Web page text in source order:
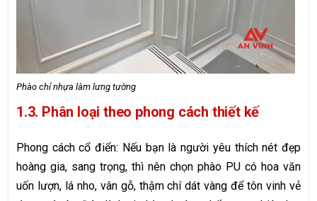
Phào chỉ nhựa làm lưng tường
1.3. Phân loại theo phong cách thiết kế
Phong cách cổ điển: Nếu bạn là người yêu thích nét đẹp
hoàng gia, sang trọng, thì nên chọn phào PU có hoa văn
uốn lượn, lá nho, vân gỗ, thậm chí dát vàng để tôn vinh vẻ